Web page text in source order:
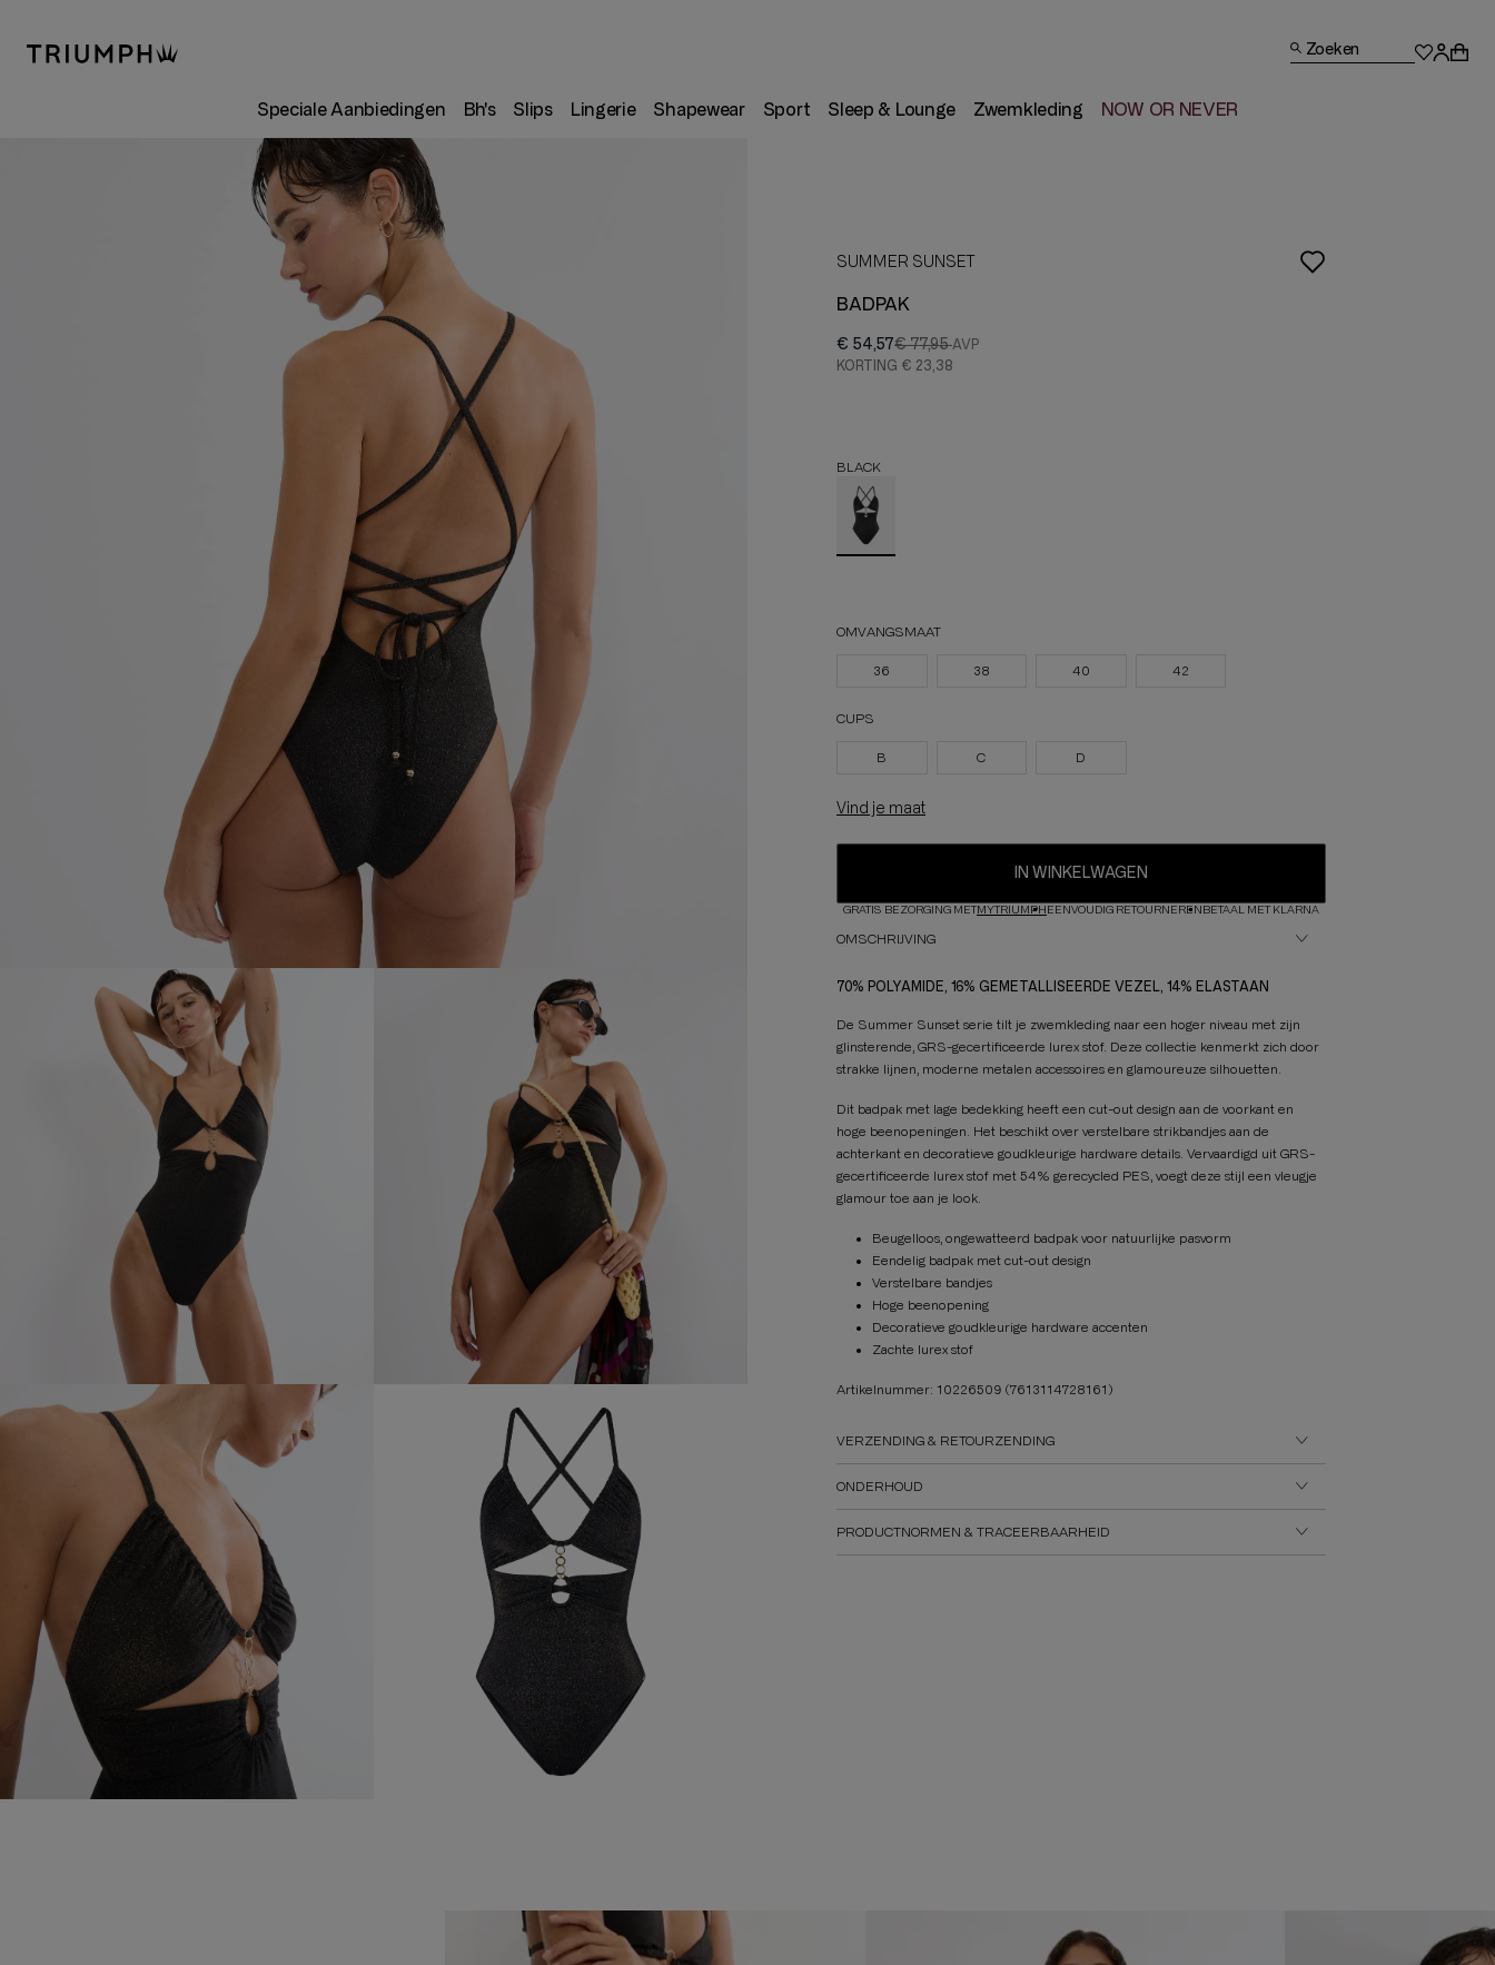
Speciale Aanbiedingen Bh's Slips Lingerie Shapewear Sport Sleep & Lounge Zwemkleding NOW OR NEVER
Zoeken
SUMMER SUNSET
BADPAK
€ 54,57€ 77,95
KORTING € 23,38
BLACK
OMVANGSMAAT
36 38 40 42
CUPS
B C D
Vind je maat
IN WINKELWAGEN
GRATIS BEZORGING METMYTRIUMPHEENVOUDIG RETOURNERENBETAAL MET KLARNA
OMSCHRIJVING
70% POLYAMIDE, 16% GEMETALLISEERDE VEZEL, 14% ELASTAAN
De Summer Sunset serie tilt je zwemkleding naar een hoger niveau met zijn
glinsterende, GRS-gecertificeerde lurex stof. Deze collectie kenmerkt zich door
strakke lijnen, moderne metalen accessoires en glamoureuze silhouetten.
Dit badpak met lage bedekking heeft een cut-out design aan de voorkant en
hoge beenopeningen. Het beschikt over verstelbare strikbandjes aan de
achterkant en decoratieve goudkleurige hardware details. Vervaardigd uit GRS-
gecertificeerde lurex stof met 54% gerecycled PES, voegt deze stijl een vleugje
glamour toe aan je look.
Beugelloos, ongewatteerd badpak voor natuurlijke pasvorm
Eendelig badpak met cut-out design
Verstelbare bandjes
Hoge beenopening
Decoratieve goudkleurige hardware accenten
Zachte lurex stof
Artikelnummer: 10226509 (7613114728161)
VERZENDING & RETOURZENDING
ONDERHOUD
PRODUCTNORMEN & TRACEERBAARHEID